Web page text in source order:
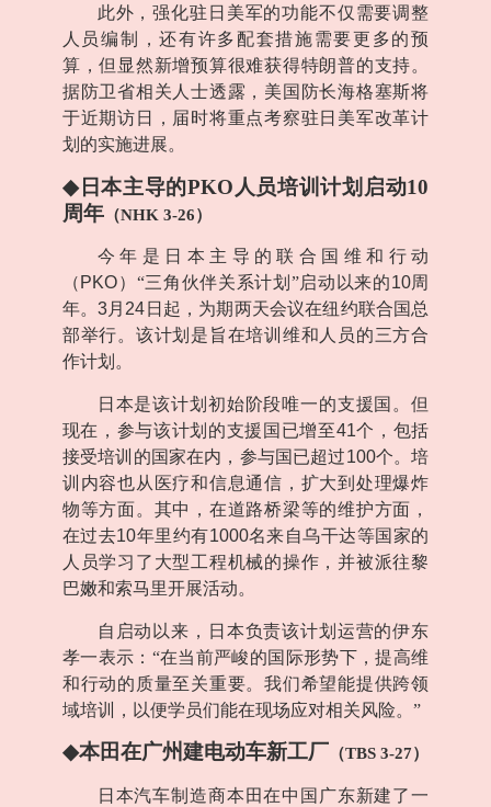
此外，强化驻日美军的功能不仅需要调整
人员编制，还有许多配套措施需要更多的预
算，但显然新增预算很难获得特朗普的支持。
据防卫省相关人士透露，美国防长海格塞斯将
于近期访日，届时将重点考察驻日美军改革计
划的实施进展。
◆日本主导的PKO 人员培训计划启动10
周年（NHK 3-26）
今年是日本主导的联合国维和行动
（ PKO）“三角伙伴关系计划”启动以来的10周
年。3月24 日起，为期两天会议在纽约联合国总
部举行。该计划是旨在培训维和人员的三方合
作计划。
日本是该计划初始阶段唯一的支援国。但
现在，参与该计划的支援国已增至41个，包括
接受培训的国家在内，参与国已超过100个。培
训内容也从医疗和信息通信，扩大到处理爆炸
物等方面。其中，在道路桥梁等的维护方面，
在过去10年里约有1000名来自乌干达等国家的
人员学习了大型工程机械的操作，并被派往黎
巴嫩和索马里开展活动。
自启动以来，日本负责该计划运营的伊东
孝一表示：“在当前严峻的国际形势下，提高维
和行动的质量至关重要。我们希望能提供跨领
域培训，以便学员们能在现场应对相关风险。”
◆本田在广州建电动车新工厂 （TBS 3-27）
日本汽车制造商本田在中国广东新建了一